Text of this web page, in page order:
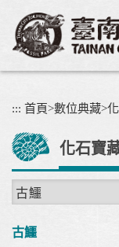
內
::: 首頁>數位典藏>
化石寶
古鱷